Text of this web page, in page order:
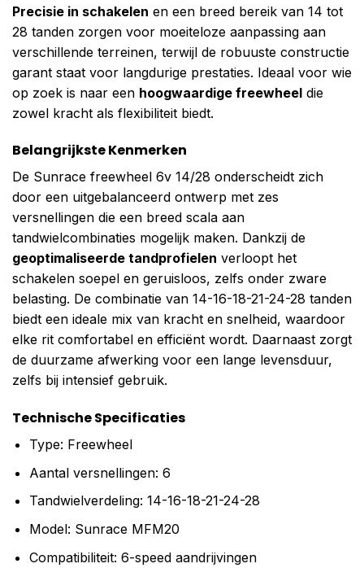
Precisie in schakelen en een breed bereik van 14 tot
28 tanden zorgen voor moeiteloze aanpassing aan
verschillende terreinen, terwijl de robuuste constructie
garant staat voor langdurige prestaties. Ideaal voor wie
op zoek is naar een hoogwaardige freewheel die
zowel kracht als flexibiliteit biedt.
Belangrijkste Kenmerken
De Sunrace freewheel 6v 14/28 onderscheidt zich
door een uitgebalanceerd ontwerp met zes
versnellingen die een breed scala aan
tandwielcombinaties mogelijk maken. Dankzij de
geoptimaliseerde tandprofielen verloopt het
schakelen soepel en geruisloos, zelfs onder zware
belasting. De combinatie van 14-16-18-21-24-28 tanden
biedt een ideale mix van kracht en snelheid, waardoor
elke rit comfortabel en efficiënt wordt. Daarnaast zorgt
de duurzame afwerking voor een lange levensduur,
zelfs bij intensief gebruik.
Technische Specificaties
Type: Freewheel
Aantal versnellingen: 6
Tandwielverdeling: 14-16-18-21-24-28
Model: Sunrace MFM20
Compatibiliteit: 6-speed aandrijvingen